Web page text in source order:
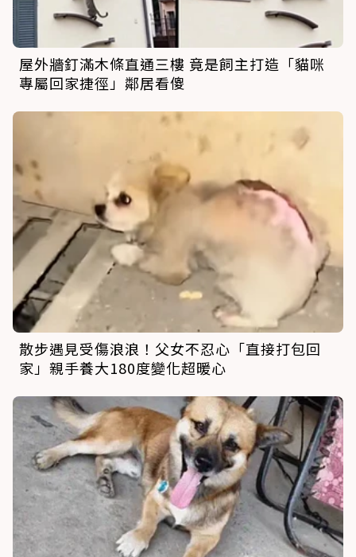
屋外牆釘滿木條直通三樓 竟是飼主打造「貓咪
專屬回家捷徑」鄰居看傻
散步遇見受傷浪浪！父女不忍心「直接打包回
家」親手養大180度變化超暖心